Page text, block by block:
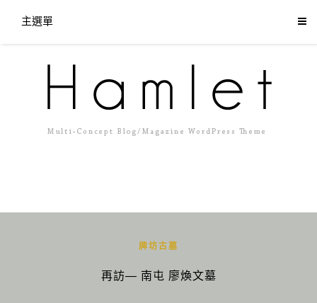
主選單
牌坊古墓
再訪— 南屯 廖煥文墓